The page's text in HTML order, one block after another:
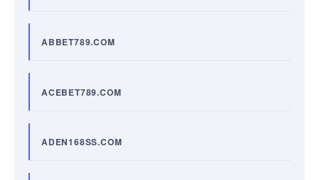
ABBET789.COM
ACEBET789.COM
ADEN168SS.COM